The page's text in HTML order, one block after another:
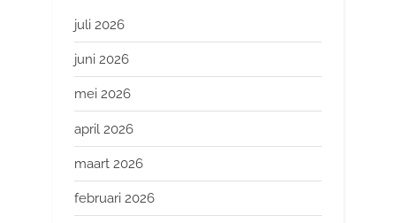
juli 2026
juni 2026
mei 2026
april 2026
maart 2026
februari 2026